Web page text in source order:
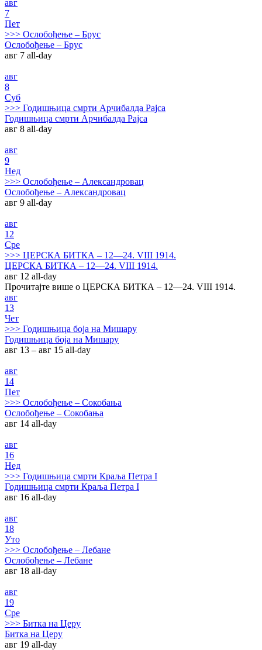
авг
7
Пет
>>> Ослобођење – Брус
Ослобођење – Брус
авг 7 all-day
авг
8
Суб
>>> Годишњица смрти Арчибалда Рајса
Годишњица смрти Арчибалда Рајса
авг 8 all-day
авг
9
Нед
>>> Ослобођење – Александровац
Ослобођење – Александровац
авг 9 all-day
авг
12
Сре
>>> ЦЕРСКА БИТКА – 12—24. VIII 1914.
ЦЕРСКА БИТКА – 12—24. VIII 1914.
авг 12 all-day
Прочитајте више о ЦЕРСКА БИТКА – 12—24. VIII 1914.
авг
13
Чет
>>> Годишњица боја на Мишару
Годишњица боја на Мишару
авг 13 – авг 15 all-day
авг
14
Пет
>>> Ослобођење – Сокобања
Ослобођење – Сокобања
авг 14 all-day
авг
16
Нед
>>> Годишњица смрти Краља Петра I
Годишњица смрти Краља Петра I
авг 16 all-day
авг
18
Уто
>>> Ослобођење – Лебане
Ослобођење – Лебане
авг 18 all-day
авг
19
Сре
>>> Битка на Церу
Битка на Церу
авг 19 all-day